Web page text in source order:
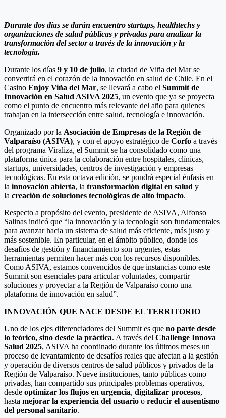
Durante dos días se darán encuentro startups, healthtechs y
organizaciones de salud públicas y privadas para analizar la
transformación del sector a través de la innovación y la
tecnología.
Durante los días 9 y 10 de julio, la ciudad de Viña del Mar se
convertirá en el corazón de la innovación en salud de Chile. En el
Casino Enjoy Viña del Mar, se llevará a cabo el Summit de
Innovación en Salud ASIVA 2025, un evento que ya se proyecta
como el punto de encuentro más relevante del año para quienes
trabajan en la intersección entre salud, tecnología e innovación.
Organizado por la Asociación de Empresas de la Región de
Valparaíso (ASIVA), y con el apoyo estratégico de Corfo a través
del programa Viraliza, el Summit se ha consolidado como una
plataforma única para la colaboración entre hospitales, clínicas,
startups, universidades, centros de investigación y empresas
tecnológicas. En esta octava edición, se pondrá especial énfasis en
la innovación abierta, la transformación digital en salud y
la creación de soluciones tecnológicas de alto impacto.
Respecto a propósito del evento, presidente de ASIVA, Alfonso
Salinas indicó que “la innovación y la tecnología son fundamentales
para avanzar hacia un sistema de salud más eficiente, más justo y
más sostenible. En particular, en el ámbito público, donde los
desafíos de gestión y financiamiento son urgentes, estas
herramientas permiten hacer más con los recursos disponibles.
Como ASIVA, estamos convencidos de que instancias como este
Summit son esenciales para articular voluntades, compartir
soluciones y proyectar a la Región de Valparaíso como una
plataforma de innovación en salud”.
INNOVACIÓN QUE NACE DESDE EL TERRITORIO
Uno de los ejes diferenciadores del Summit es que no parte desde
lo teórico, sino desde la práctica. A través del Challenge Innova
Salud 2025, ASIVA ha coordinado durante los últimos meses un
proceso de levantamiento de desafíos reales que afectan a la gestión
y operación de diversos centros de salud públicos y privados de la
Región de Valparaíso. Nueve instituciones, tanto públicas como
privadas, han compartido sus principales problemas operativos,
desde optimizar los flujos en urgencia, digitalizar procesos,
hasta mejorar la experiencia del usuario o reducir el ausentismo
del personal sanitario.